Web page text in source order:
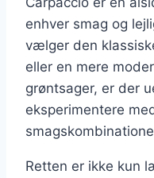
enhver smag og
vælger den
eller en mere
grøntsager, er der
eksperimentere
Retten er ikke kun